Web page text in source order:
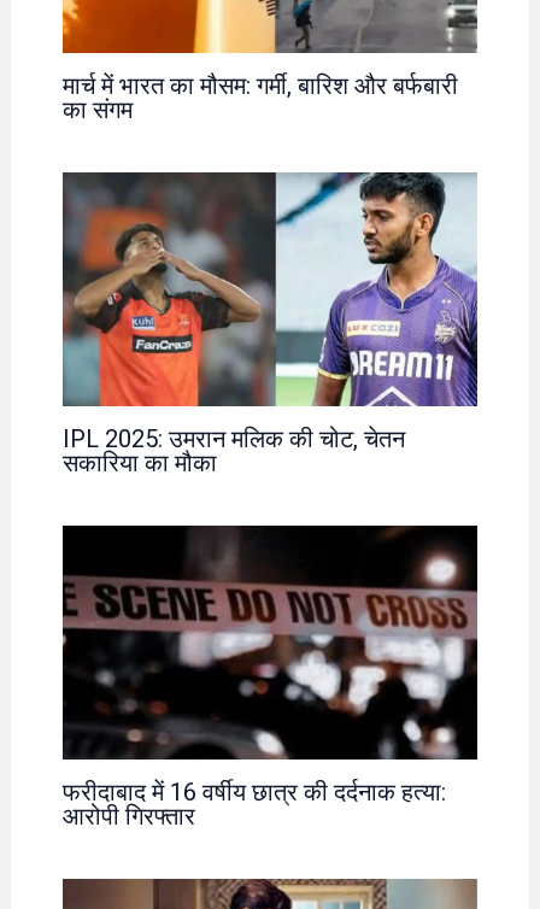
मार्च में भारत का मौसम: गर्मी, बारिश और बर्फबारी
का संगम
IPL 2025: उमरान मलिक की चोट, चेतन
सकारिया का मौका
फरीदाबाद में 16 वर्षीय छात्र की दर्दनाक हत्या:
आरोपी गिरफ्तार